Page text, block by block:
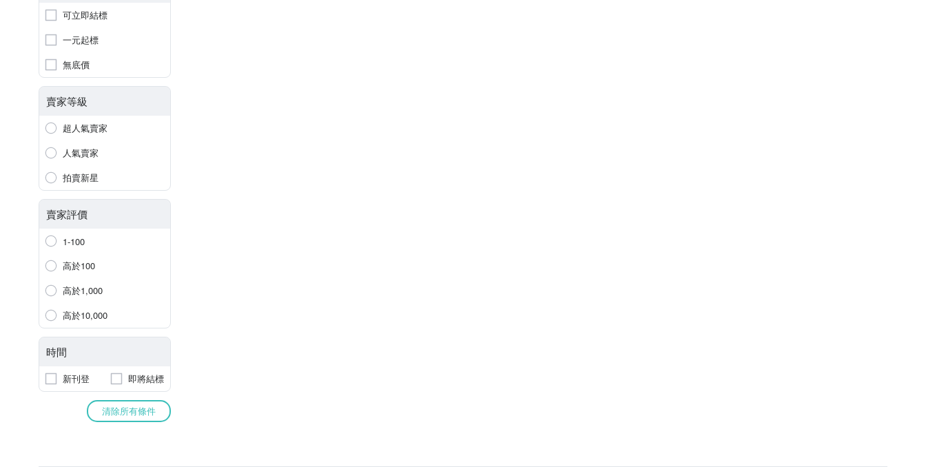
可立即結標
一元起標
無底價
賣家等級
超人氣賣家
人氣賣家
拍賣新星
賣家評價
1-100
高於100
高於1,000
高於10,000
時間
新刊登 即將結標
清除所有條件